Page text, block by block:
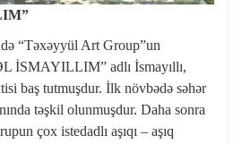
“Təxəyyül Art Group”un
İSMAYILLIM” adlı İsmayıllı,
baş tutmuşdur. İlk növbədə səhər
təşkil olunmuşdur. Daha sonra
çox istedadlı aşıqı – aşıq